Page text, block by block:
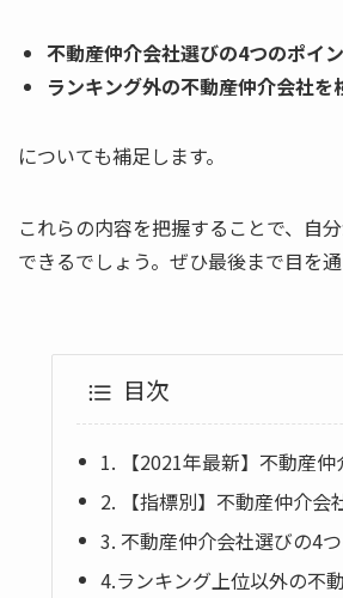
不動産仲介会社選びの4つのポイ
ランキング外の不動産仲介会社を
についても補足します。
これらの内容を把握することで、自
できるでしょう。ぜひ最後まで目を
目次
1. 【2021年最新】不動産
2. 【指標別】不動産仲介会
3. 不動産仲介会社選びの4
4.ランキング上位以外の不